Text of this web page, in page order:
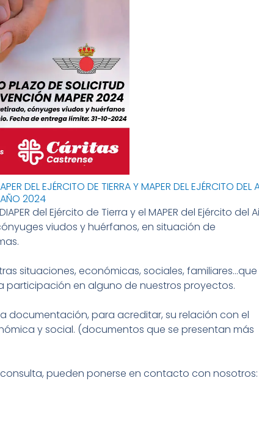
EJÉRCITO DE TIERRA Y MAPER DEL EJÉRCITO DEL
AÑO 2024
del Ejército de Tierra y el MAPER del Ejército del
viudos y huérfanos, en situación de
situaciones, económicas, sociales, familiares…que
participación en alguno de nuestros proyectos.
documentación, para acreditar, su relación con el
y social. (documentos que se presentan más
pueden ponerse en contacto con nosotros: